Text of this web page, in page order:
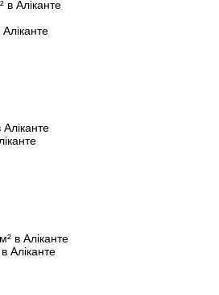
Аліканте
успішно оформлено.
дані, і ми зв’яжемося з
МЕНІ